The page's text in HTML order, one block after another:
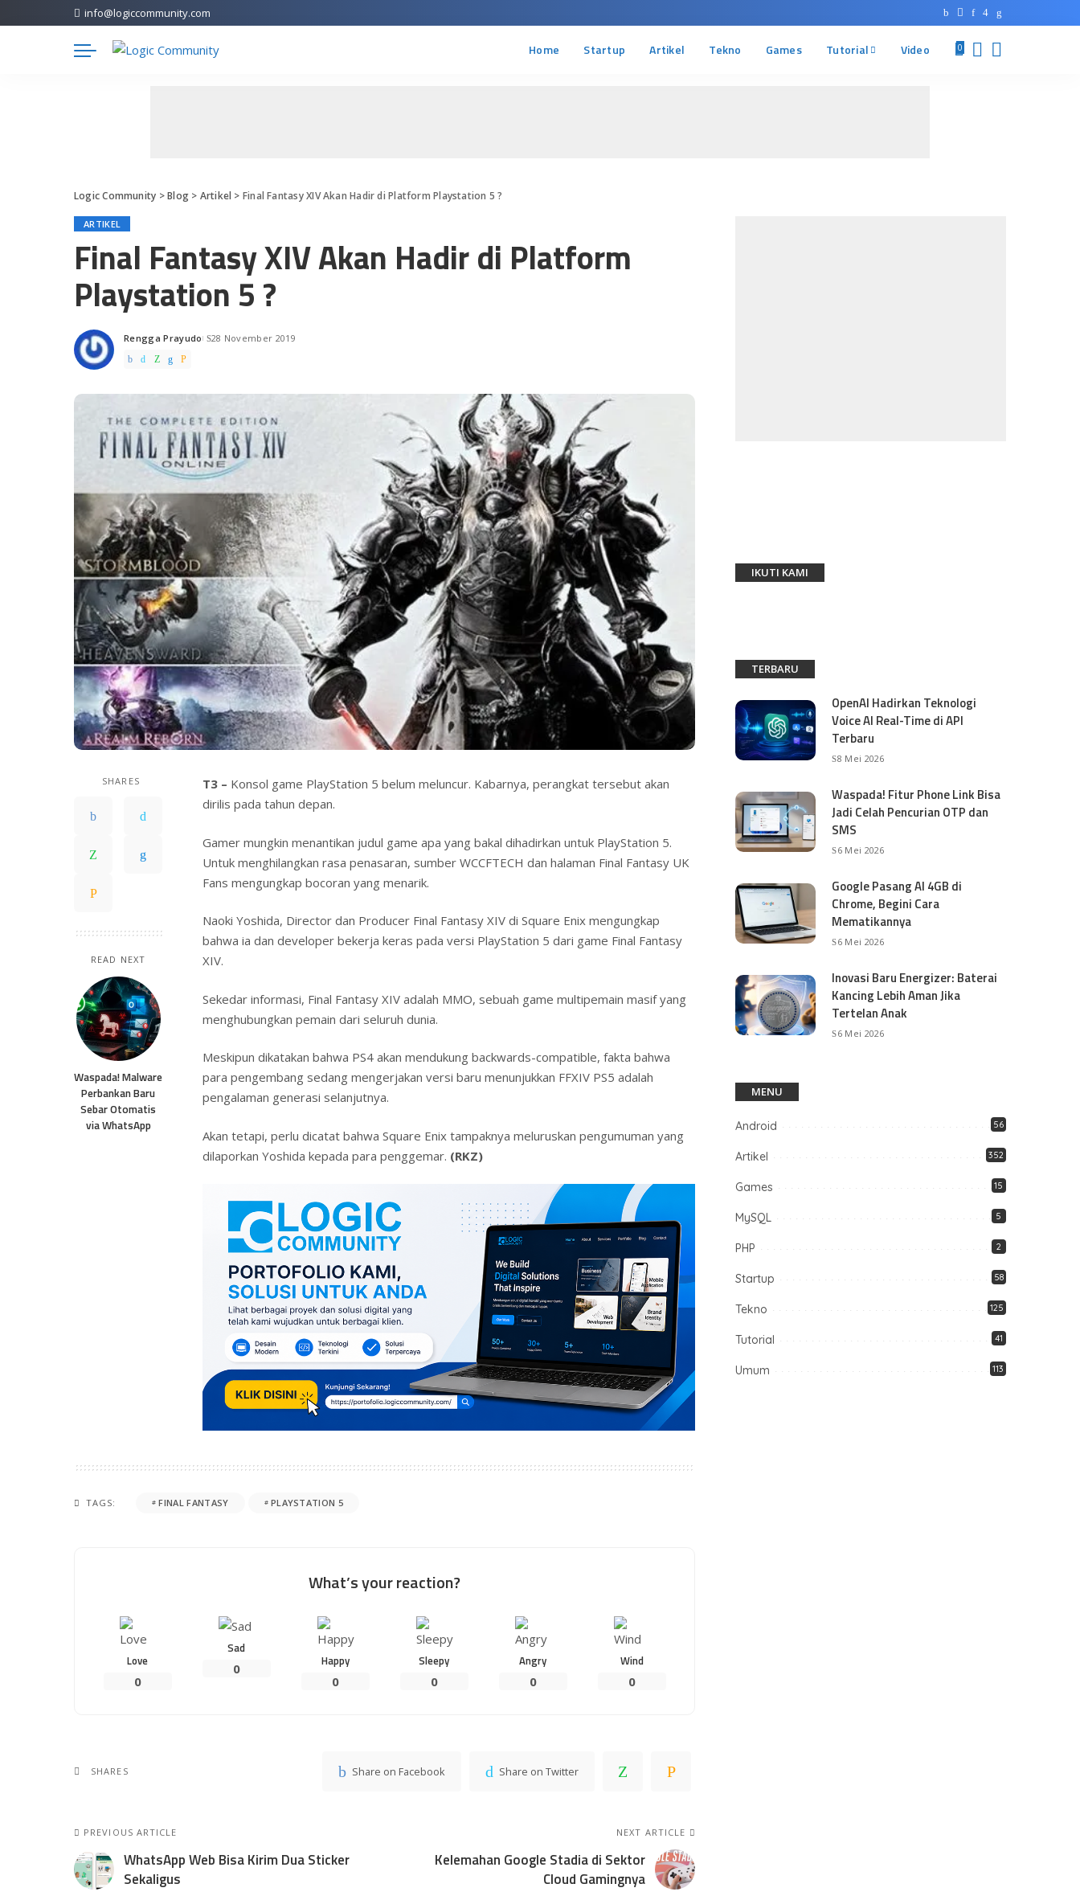
info@logiccommunity.com
Home Startup Artikel Tekno Games Tutorial Video 0
Logic Community >Blog> Artikel > Final Fantasy XIV Akan Hadir di Platform Playstation 5 ?
ARTIKEL
Final Fantasy XIV Akan Hadir di Platform
Playstation 5 ?
Posted
by
Rengga Prayudo 28 November 2019
SHARES
READ NEXT
Waspada! Malware
Perbankan Baru
Sebar Otomatis
via WhatsApp
T3 – Konsol game PlayStation 5 belum meluncur. Kabarnya, perangkat tersebut akan
dirilis pada tahun depan.
Gamer mungkin menantikan judul game apa yang bakal dihadirkan untuk PlayStation 5.
Untuk menghilangkan rasa penasaran, sumber WCCFTECH dan halaman Final Fantasy UK
Fans mengungkap bocoran yang menarik.
Naoki Yoshida, Director dan Producer Final Fantasy XIV di Square Enix mengungkap
bahwa ia dan developer bekerja keras pada versi PlayStation 5 dari game Final Fantasy
XIV.
Sekedar informasi, Final Fantasy XIV adalah MMO, sebuah game multipemain masif yang
menghubungkan pemain dari seluruh dunia.
Meskipun dikatakan bahwa PS4 akan mendukung backwards-compatible, fakta bahwa
para pengembang sedang mengerjakan versi baru menunjukkan FFXIV PS5 adalah
pengalaman generasi selanjutnya.
Akan tetapi, perlu dicatat bahwa Square Enix tampaknya meluruskan pengumuman yang
dilaporkan Yoshida kepada para penggemar. (RKZ)
TAGS: FINAL FANTASY PLAYSTATION 5
What’s your reaction?
Love
0
Sad
0
Happy
0
Sleepy
0
Angry
0
Wind
0
SHARES Share on Facebook Share on Twitter
PREVIOUS ARTICLE
WhatsApp Web Bisa Kirim Dua Sticker
Sekaligus
NEXT ARTICLE
Kelemahan Google Stadia di Sektor
Cloud Gamingnya
IKUTI KAMI
TERBARU
OpenAI Hadirkan Teknologi
Voice AI Real-Time di API
Terbaru
8 Mei 2026
Waspada! Fitur Phone Link Bisa
Jadi Celah Pencurian OTP dan
SMS
6 Mei 2026
Google Pasang AI 4GB di
Chrome, Begini Cara
Mematikannya
6 Mei 2026
Inovasi Baru Energizer: Baterai
Kancing Lebih Aman Jika
Tertelan Anak
6 Mei 2026
MENU
Android 56
Artikel 352
Games 15
MySQL 5
PHP 2
Startup 58
Tekno 125
Tutorial 41
Umum 113